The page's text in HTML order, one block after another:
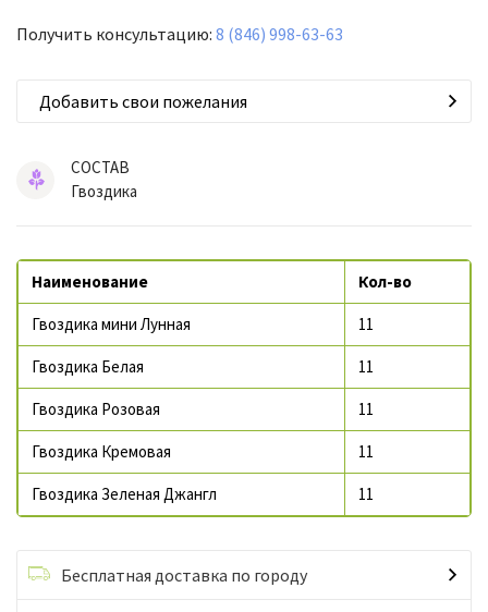
Получить консультацию: 8 (846) 998-63-63
Добавить свои пожелания
СОСТАВ
Гвоздика
Наименование Кол-во
Гвоздика мини Лунная 11
Гвоздика Белая 11
Гвоздика Розовая 11
Гвоздика Кремовая 11
Гвоздика Зеленая Джангл 11
Бесплатная доставка по городу